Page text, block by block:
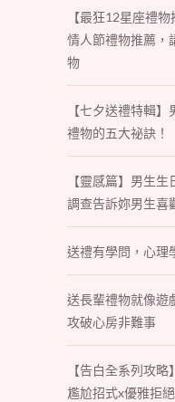
【最狂12星座禮
情人節禮物推薦，
物
【七夕送禮特輯
禮物的五大祕訣！
【靈感篇】男生
調查告訴妳男生喜
送禮有學問，心理
送長輩禮物就像遊
攻破心房非難事
【告白全系列攻
尷尬招式x優雅拒